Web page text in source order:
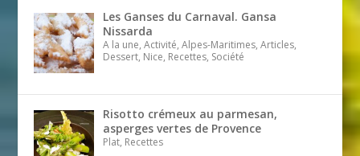
Les Ganses du Carnaval. Gansa
Nissarda
A la une, Activité, Alpes-Maritimes, Articles,
Dessert, Nice, Recettes, Société
Risotto crémeux au parmesan,
asperges vertes de Provence
Plat, Recettes